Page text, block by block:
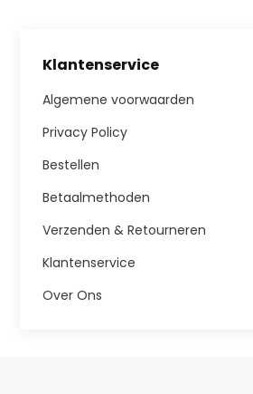
Klantenservice
Algemene voorwaarden
Privacy Policy
Bestellen
Betaalmethoden
Verzenden & Retourneren
Klantenservice
Over Ons